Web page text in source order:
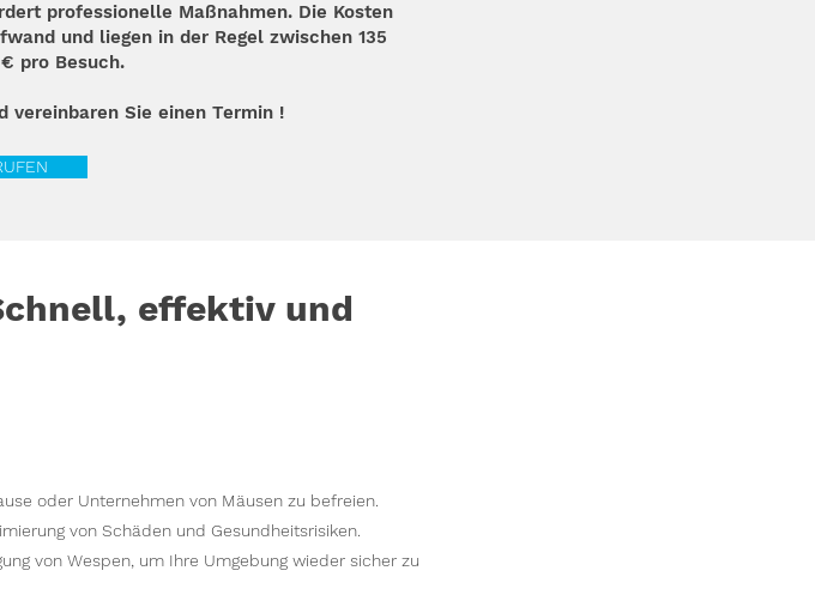
professionelle Maßnahmen. Die Kosten
und liegen in der Regel zwischen 135
pro Besuch.
vereinbaren Sie einen Termin !
effektiv und
oder Unternehmen von Mäusen zu befreien.
von Schäden und Gesundheitsrisiken.
von Wespen, um Ihre Umgebung wieder sicher zu